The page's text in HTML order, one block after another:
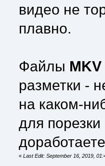
видео не
плавно.
Файлы MKV
разметки -
на каком-
для
« Last Edit: September 16, 2019,